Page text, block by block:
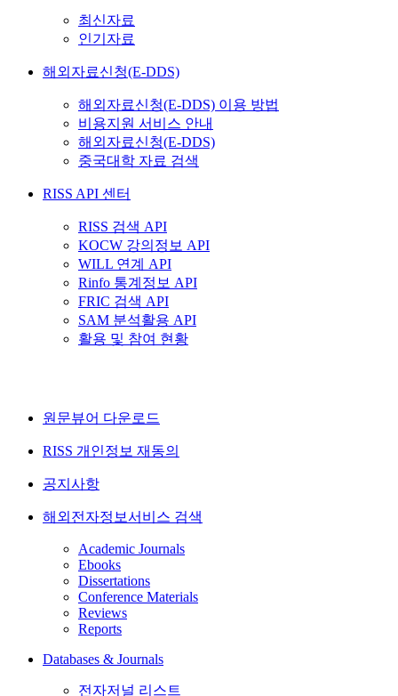
최신자료
인기자료
해외자료신청(E-DDS)
해외자료신청(E-DDS) 이용 방법
비용지원 서비스 안내
해외자료신청(E-DDS)
중국대학 자료 검색
RISS API 센터
RISS 검색 API
KOCW 강의정보 API
WILL 연계 API
Rinfo 통계정보 API
FRIC 검색 API
SAM 분석활용 API
활용 및 참여 현황
원문뷰어 다운로드
RISS 개인정보 재동의
공지사항
해외전자정보서비스 검색
Academic Journals
Ebooks
Dissertations
Conference Materials
Reviews
Reports
Databases & Journals
전자저널 리스트